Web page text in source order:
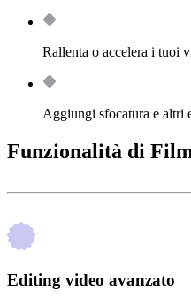
Rallenta o accelera i tuoi
Aggiungi sfocatura e altri
Funzionalità di
Editing video avanzato